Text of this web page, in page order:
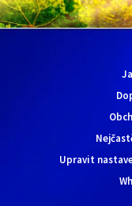
Upravit